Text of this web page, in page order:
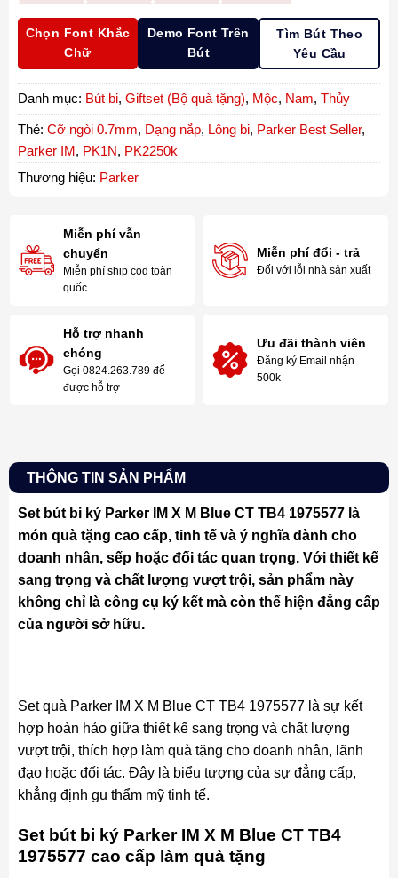
Chọn Font Khắc
Chữ
Demo Font Trên
Bút
Tìm Bút Theo
Yêu Cầu
Danh mục: Bút bi, Giftset (Bộ quà tặng), Mộc, Nam, Thủy
Thẻ: Cỡ ngòi 0.7mm, Dạng nắp, Lông bi, Parker Best Seller,
Parker IM, PK1N, PK2250k
Thương hiệu: Parker
Miễn phí vẫn
chuyển
Miễn phí ship cod toàn
quốc
Miễn phí đổi - trả
Đối với lỗi nhà sản xuất
Hỗ trợ nhanh
chóng
Gọi 0824.263.789 để
được hỗ trợ
Ưu đãi thành viên
Đăng ký Email nhận
500k
THÔNG TIN SẢN PHẨM
Set bút bi ký Parker IM X M Blue CT TB4 1975577 là
món quà tặng cao cấp, tinh tế và ý nghĩa dành cho
doanh nhân, sếp hoặc đối tác quan trọng. Với thiết kế
sang trọng và chất lượng vượt trội, sản phẩm này
không chỉ là công cụ ký kết mà còn thể hiện đẳng cấp
của người sở hữu.
Set quà Parker IM X M Blue CT TB4 1975577 là sự kết
hợp hoàn hảo giữa thiết kế sang trọng và chất lượng
vượt trội, thích hợp làm quà tặng cho doanh nhân, lãnh
đạo hoặc đối tác. Đây là biểu tượng của sự đẳng cấp,
khẳng định gu thẩm mỹ tinh tế.
Set bút bi ký Parker IM X M Blue CT TB4
1975577 cao cấp làm quà tặng